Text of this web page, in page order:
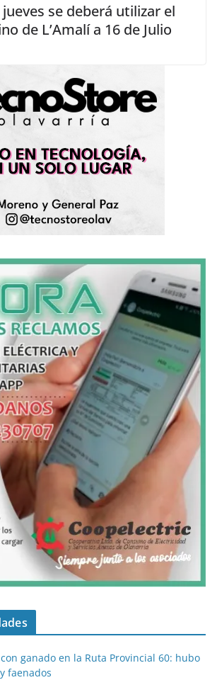
se deberá utilizar el
de L’Amalí a 16 de Julio
ganado en la Ruta Provincial 60: hubo
faenados